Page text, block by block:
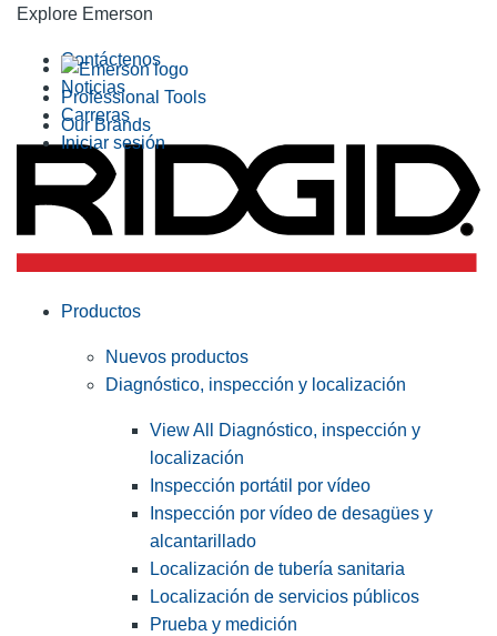
Explore Emerson
Professional Tools
Our Brands
Contáctenos
Noticias
Carreras
Iniciar sesión
Productos
Nuevos productos
Diagnóstico, inspección y localización
View All Diagnóstico, inspección y
localización
Inspección portátil por vídeo
Inspección por vídeo de desagües y
alcantarillado
Localización de tubería sanitaria
Localización de servicios públicos
Prueba y medición